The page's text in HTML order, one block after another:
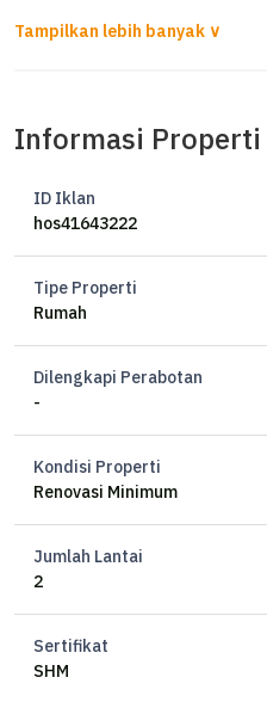
Rumah Kopo Permai
LB 200 m
KT 3+1
1.5 lantai
Air Jetpump
Lebar 10 mtr
Hrg sewa 40 jt /th
Op 1,450 M
ML
Informasi Properti
ID Iklan
hos41643222
Tipe Properti
Rumah
Dilengkapi Perabotan
-
Kondisi Properti
Renovasi Minimum
Jumlah Lantai
2
Sertifikat
SHM